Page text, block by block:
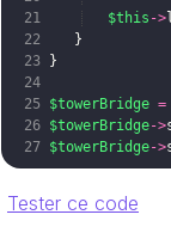
$this ->
}
}
$towerBridge =
$towerBridge->
$towerBridge->
Tester ce code